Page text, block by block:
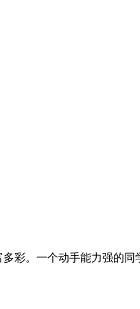
彩。一个动手能力强的